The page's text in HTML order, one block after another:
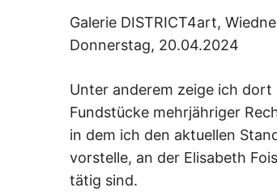
Galerie DISTRICT4art,
Donnerstag, 20.04.2024
Unter anderem zeige ich dort
Fundstücke mehrjähriger
in dem ich den aktuellen
vorstelle, an der Elisabeth
tätig sind.